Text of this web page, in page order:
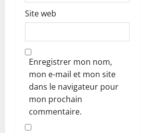
Site web
Enregistrer mon nom,
mon e-mail et mon site
dans le navigateur pour
mon prochain
commentaire.